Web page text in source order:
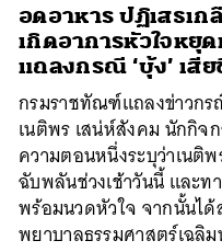
อดอาหาร ปฏิเสธเ
เกิดอาการหัวใจหยุ
แถลงกรณี ‘บุ้ง’ เสี
กรมราชทัณฑ์แถลงข่าวกร
เนติพร เสน่ห์สังคม นักกิจ
ความตอนหนึ่งระบุว่าเนติ
ฉับพลันช่วงเช้าวันนี้ และ
พร้อมนวดหัวใจ จากนั้นได้
พยาบาลธรรมศาสตร์เฉลิ
SHARE TWEET